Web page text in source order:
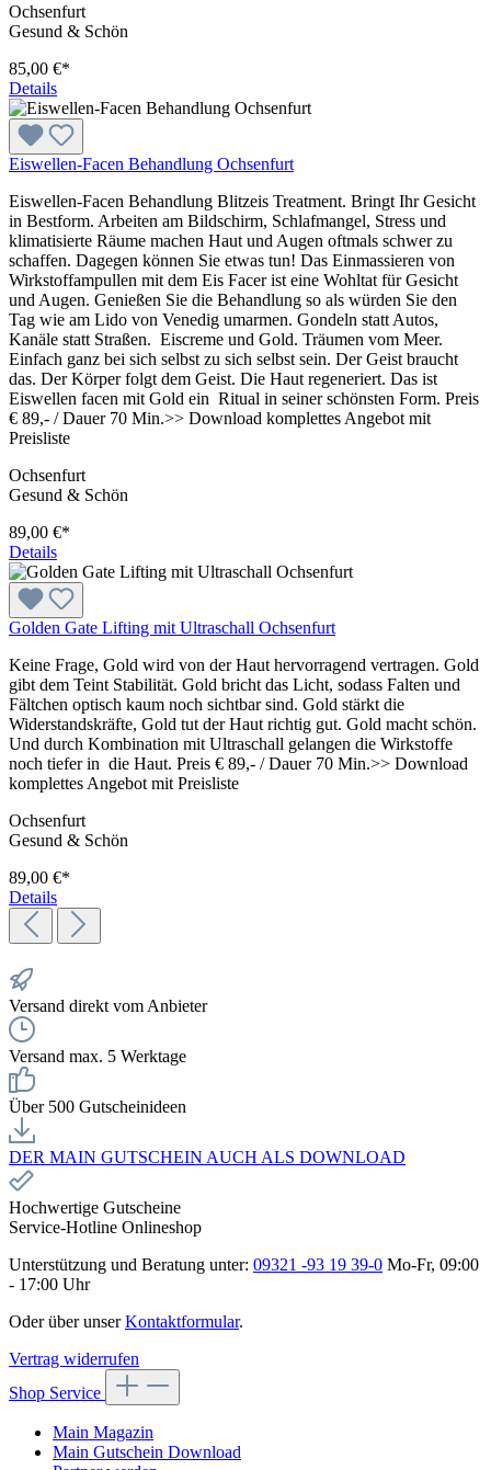
Ochsenfurt
Gesund & Schön
85,00 €*
Details
Eiswellen-Facen Behandlung Ochsenfurt
Eiswellen-Facen Behandlung Blitzeis Treatment. Bringt Ihr Gesicht
in Bestform. Arbeiten am Bildschirm, Schlafmangel, Stress und
klimatisierte Räume machen Haut und Augen oftmals schwer zu
schaffen. Dagegen können Sie etwas tun! Das Einmassieren von
Wirkstoffampullen mit dem Eis Facer ist eine Wohltat für Gesicht
und Augen. Genießen Sie die Behandlung so als würden Sie den
Tag wie am Lido von Venedig umarmen. Gondeln statt Autos,
Kanäle statt Straßen. Eiscreme und Gold. Träumen vom Meer.
Einfach ganz bei sich selbst zu sich selbst sein. Der Geist braucht
das. Der Körper folgt dem Geist. Die Haut regeneriert. Das ist
Eiswellen facen mit Gold ein Ritual in seiner schönsten Form. Preis
€ 89,- / Dauer 70 Min.>> Download komplettes Angebot mit
Preisliste
Ochsenfurt
Gesund & Schön
89,00 €*
Details
Golden Gate Lifting mit Ultraschall Ochsenfurt
Keine Frage, Gold wird von der Haut hervorragend vertragen. Gold
gibt dem Teint Stabilität. Gold bricht das Licht, sodass Falten und
Fältchen optisch kaum noch sichtbar sind. Gold stärkt die
Widerstandskräfte, Gold tut der Haut richtig gut. Gold macht schön.
Und durch Kombination mit Ultraschall gelangen die Wirkstoffe
noch tiefer in die Haut. Preis € 89,- / Dauer 70 Min.>> Download
komplettes Angebot mit Preisliste
Ochsenfurt
Gesund & Schön
89,00 €*
Details
Versand direkt vom Anbieter
Versand max. 5 Werktage
Über 500 Gutscheinideen
DER MAIN GUTSCHEIN AUCH ALS DOWNLOAD
Hochwertige Gutscheine
Service-Hotline Onlineshop
Unterstützung und Beratung unter: 09321 -93 19 39-0 Mo-Fr, 09:00
- 17:00 Uhr
Oder über unserKontaktformular.
Vertrag widerrufen
Shop Service
Main Magazin
Main Gutschein Download